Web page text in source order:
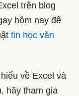
trên blog
hôm nay để
tin học văn
về Excel và
hãy tham gia